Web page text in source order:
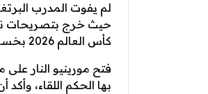
لم يفوت المدرب
حيث خرج بتصريحات
كأس العالم 2026 بخسارة الفراعنة 3/2.
بها الحكم اللقاء،